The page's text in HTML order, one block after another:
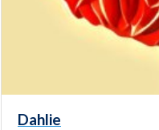
Dahlie